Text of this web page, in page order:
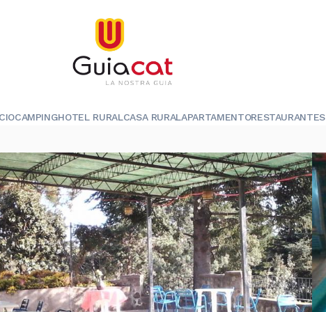
CAMPINGHOTEL RURALCASA RURALAPARTAMENTORESTAURANTES